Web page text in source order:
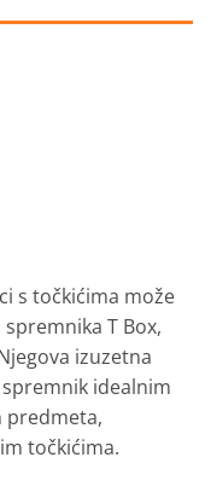
s točkićima može
T Box,
izuzetna
idealnim
predmeta,
točkićima.